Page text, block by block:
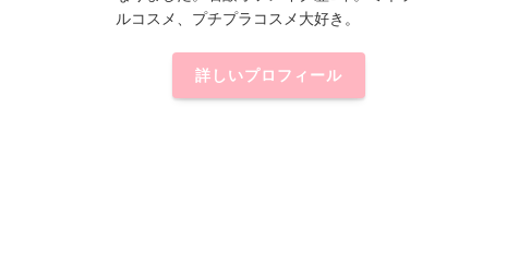
ルコスメ、プチプラコスメ大好き。
詳しいプロフィール